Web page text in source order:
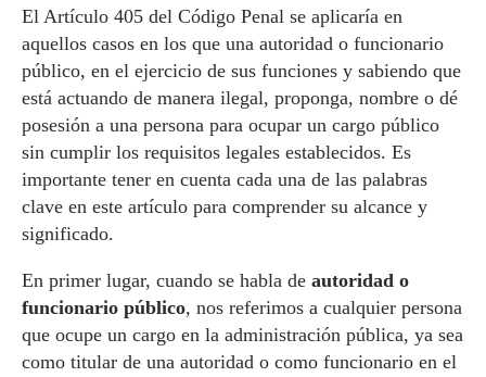
El Artículo 405 del Código Penal se aplicaría en
aquellos casos en los que una autoridad o funcionario
público, en el ejercicio de sus funciones y sabiendo que
está actuando de manera ilegal, proponga, nombre o dé
posesión a una persona para ocupar un cargo público
sin cumplir los requisitos legales establecidos. Es
importante tener en cuenta cada una de las palabras
clave en este artículo para comprender su alcance y
significado.
En primer lugar, cuando se habla de autoridad o
funcionario público, nos referimos a cualquier persona
que ocupe un cargo en la administración pública, ya sea
como titular de una autoridad o como funcionario en el